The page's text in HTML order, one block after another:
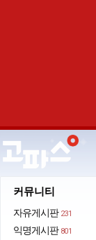
커뮤니티
자유게시판 231
익명게시판 801